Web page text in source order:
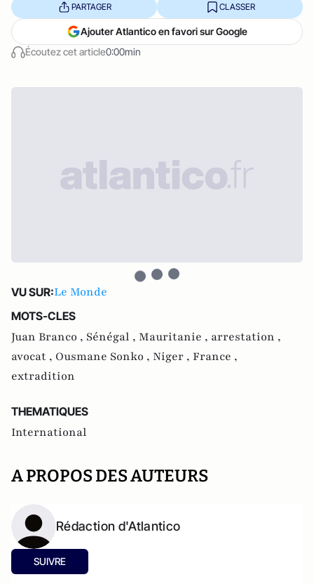
Écoutez cet article0:00min
PARTAGER CLASSER
Ajouter Atlantico en favori sur Google
VU SUR:Le Monde
MOTS-CLES
Juan Branco , Sénégal , Mauritanie , arrestation ,
avocat , Ousmane Sonko , Niger , France ,
extradition
THEMATIQUES
International
A PROPOS DES AUTEURS
Rédaction d'Atlantico
SUIVRE